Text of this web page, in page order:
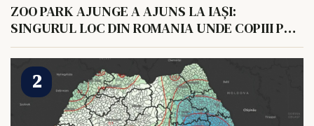
ZOO PARK AJUNGE A AJUNS LA IAȘI:
SINGURUL LOC DIN ROMANIA UNDE COPIII POT
HRANI UN ELEFANT